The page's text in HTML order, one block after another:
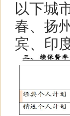
以下城
春、扬
宾、印